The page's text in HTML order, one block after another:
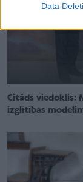
Data
Citāds viedoklis:
izglītības